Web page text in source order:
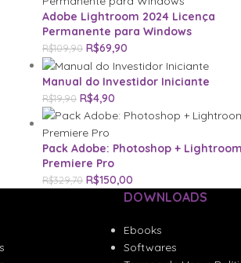
Adobe Lightroom 2024 Licença
Permanente para Windows
R$109,90 R$69,90
Manual do Investidor Iniciante
R$19,90 R$4,90
Pack Adobe: Photoshop +
Premiere Pro
R$329,70 R$150,00
DOWNLOADS
Ebooks
Softwares